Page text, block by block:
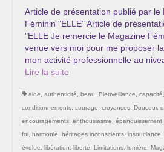
Les Onctions Sacrées -
Nadine-Sarah Penna
Qui suis je ?
Mon cursus d’évolution
Témoignages
Calendrier
Article de présentation publié par le
Féminin "ELLE" Article de
"ELLE Je remercie le Magazine
venue vers moi pour me proposer
mon activité professionnelle au
Lire la suite­­
aide authenticité beau Bienveillance capacité
conditionnements courage croyances Douceur,
encouragements enthousiasme épanouissement
foi harmonie héritages inconscients insouciance
évolue
libération liberté Limitations lumière